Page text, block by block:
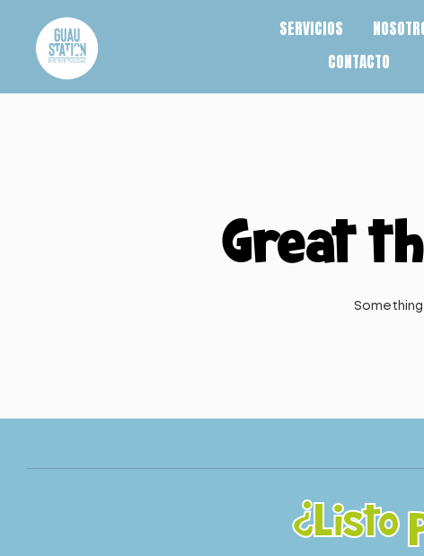
SERVICIOS
CONTACTO
Great
¿Listo